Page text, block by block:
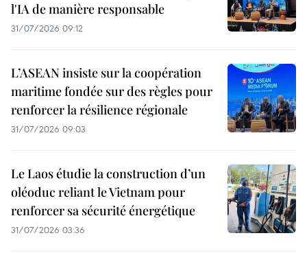
l'IA de manière responsable
31/07/2026 09:12
L’ASEAN insiste sur la coopération
maritime fondée sur des règles pour
renforcer la résilience régionale
31/07/2026 09:03
Le Laos étudie la construction d’un
oléoduc reliant le Vietnam pour
renforcer sa sécurité énergétique
31/07/2026 03:36